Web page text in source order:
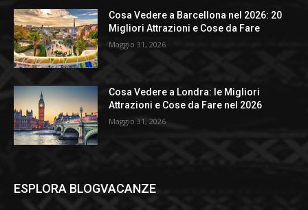
Cosa Vedere a Barcellona nel 2026: 20
Migliori Attrazioni e Cose da Fare
Maggio 31, 2026
Cosa Vedere a Londra: le Migliori
Attrazioni e Cose da Fare nel 2026
Maggio 31, 2026
ESPLORA BLOGVACANZE